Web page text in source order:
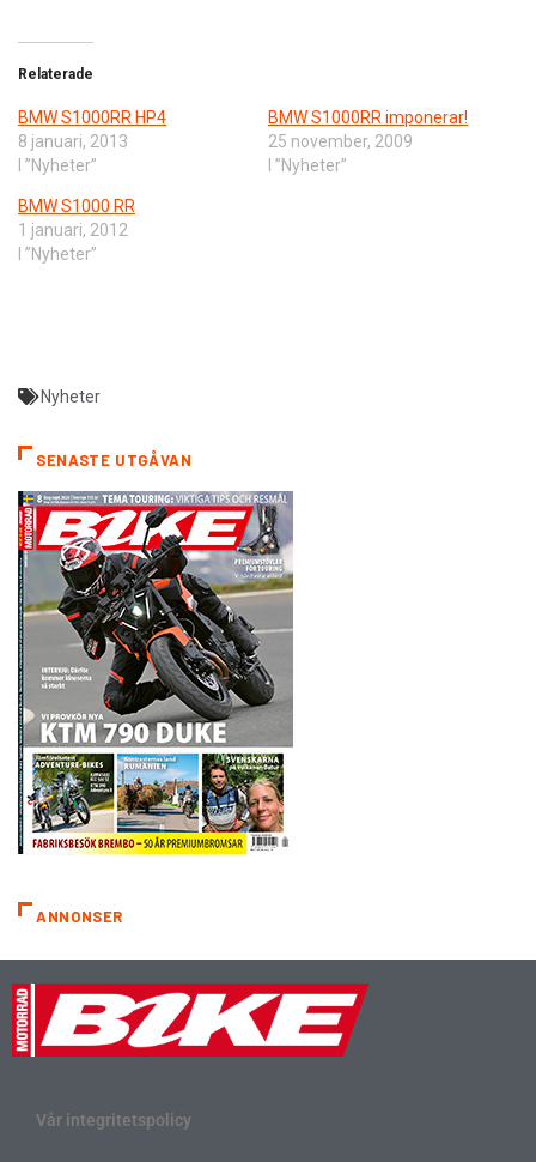
Relaterade
BMW S1000RR HP4
8 januari, 2013
I ”Nyheter”
BMW S1000RR imponerar!
25 november, 2009
I ”Nyheter”
BMW S1000 RR
1 januari, 2012
I ”Nyheter”
Nyheter
SENASTE UTGÅVAN
ANNONSER
Vår integritetspolicy